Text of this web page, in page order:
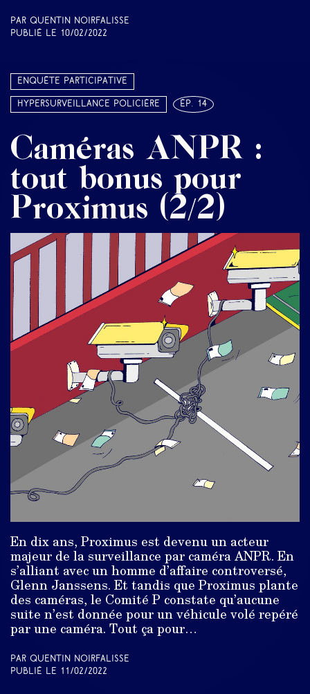
Par Quentin Noirfalisse
Publié le 10/02/2022
Enquête participative
Hypersurveillance policière ép. 14
Caméras ANPR :
tout bonus pour
Proximus (2/2)
En dix ans, Proximus est devenu un acteur
majeur de la surveillance par caméra ANPR. En
s’alliant avec un homme d’affaire controversé,
Glenn Janssens. Et tandis que Proximus plante
des caméras, le Comité P constate qu’aucune
suite n’est donnée pour un véhicule volé repéré
par une caméra. Tout ça pour…
Par Quentin Noirfalisse
Publié le 11/02/2022